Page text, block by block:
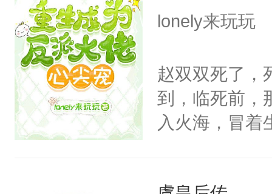
挑了几件性感
戚恩的信息，
狗滚吧。]程
已发出，但被
lonely来玩玩
赵双双死了，
到，临死前，
入火海，冒着